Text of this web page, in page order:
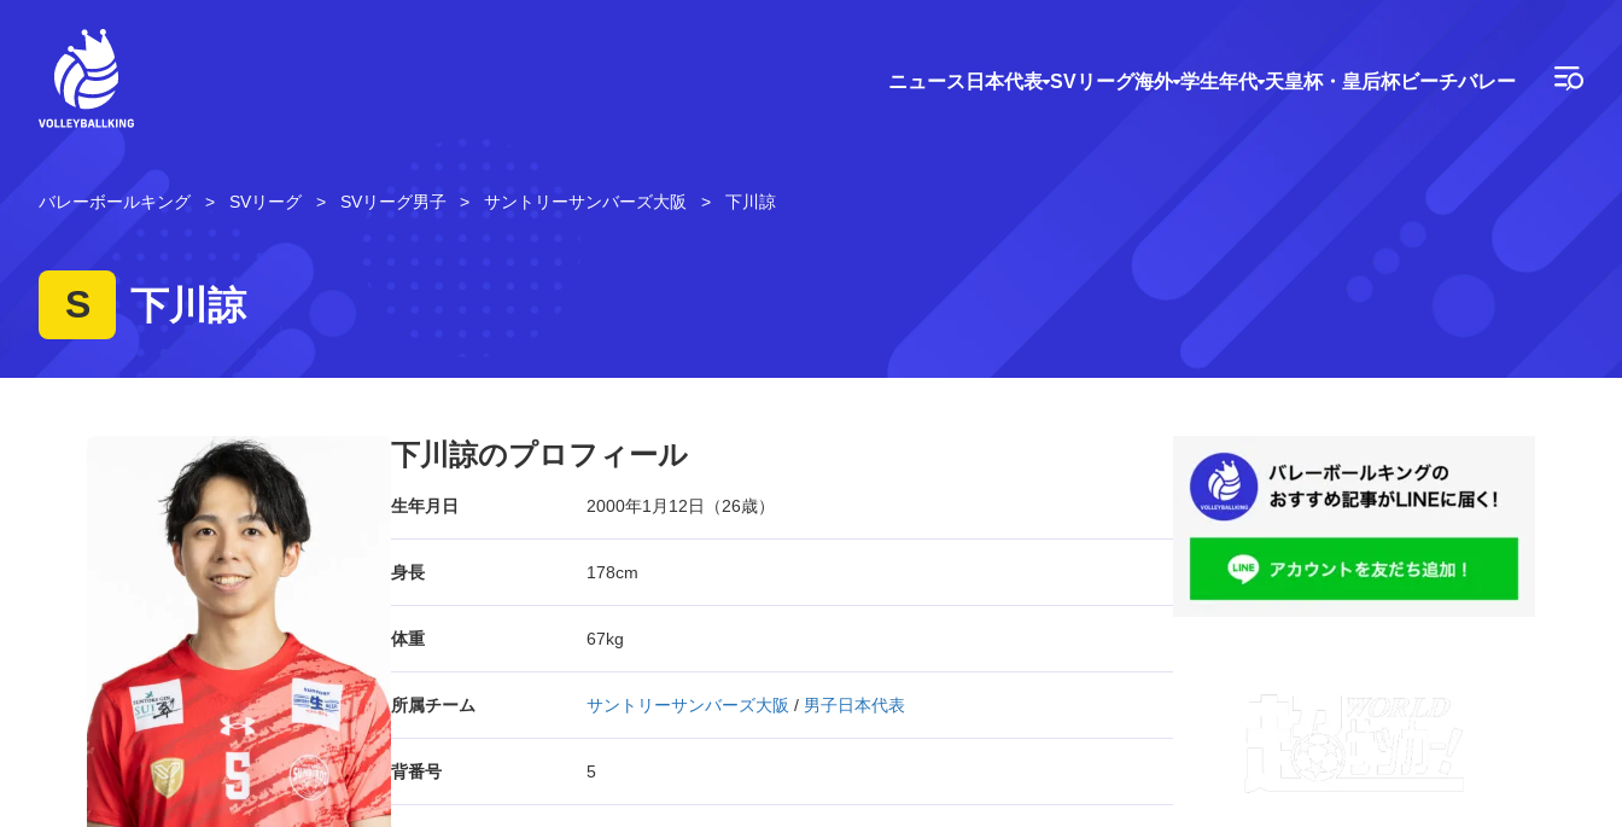
ニュース 日本代表 SVリーグ海外 学生年代 天皇杯・皇后杯ビーチバレー
バレーボールキング SVリーグ SVリーグ男子 サントリーサンバーズ大阪 下川諒
S 下川諒
下川諒のプロフィール
生年月日 2000年1月12日（26歳）
身長 178cm
体重 67kg
所属チーム サントリーサンバーズ大阪 / 男子日本代表
背番号 5